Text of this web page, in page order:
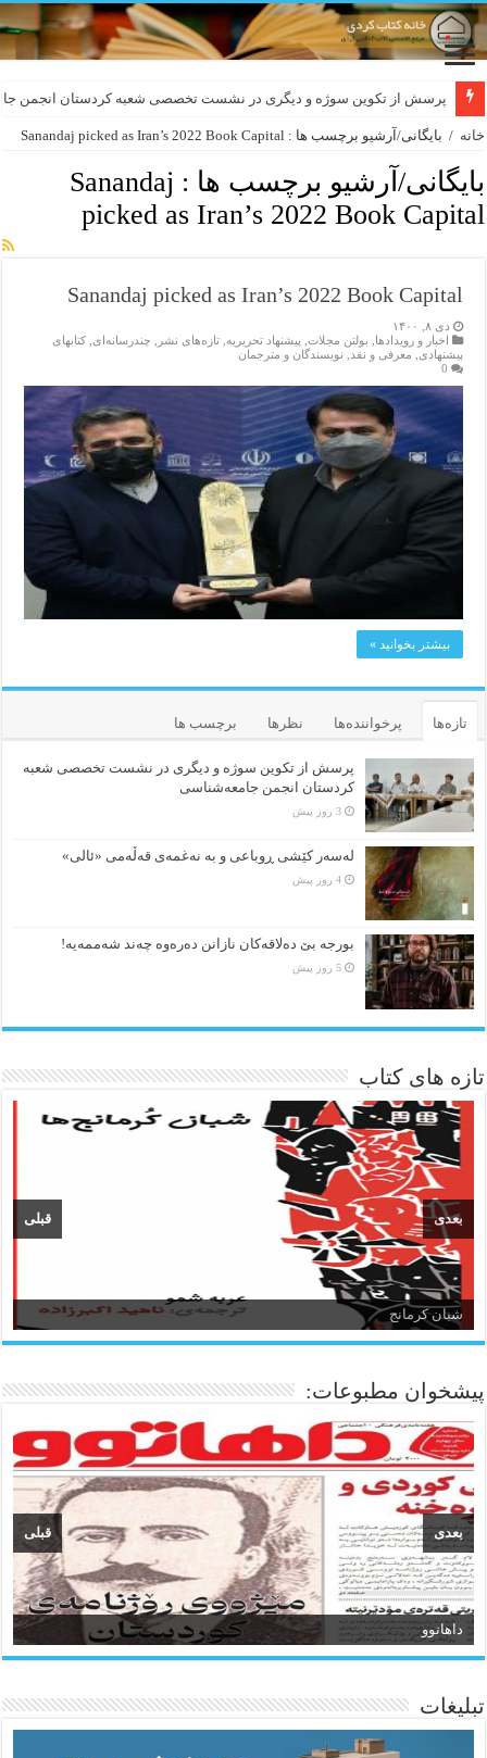
پرسش از تکوین سوژه و دیگری در نشست تخصصی شعبه کردستان انجمن
خانه / بایگانی/آرشیو برچسب ها : Sanandaj picked as Iran’s 2022 Book Capital
بایگانی/آرشیو برچسب ها : Sanandaj
picked as Iran’s 2022 Book Capital
Sanandaj picked as Iran’s 2022 Book Capital
دی ۸, ۱۴۰۰
اخبار و رویدادها
بولتن مجلات پیشنهاد تحریریه ,تازەهای نشر چندرسانه‌ای ,کتابهای
پیشنهادی
معرفی و نقد
نویسندگان و مترجمان
0
بیشتر بخوانید »
تازه‌ها پرخواننده‌ها نظرها برچسب ها
پرسش از تکوین سوژه و دیگری در نشست تخصصی شعبه
کردستان انجمن جامعه‌شناسی
3 روز پیش
لەسەر کێشی ڕوباعی و به نەغمەی قەڵەمی «ئالی»
4 روز پیش
بورجە بێ دەلاقەکان نازانن دەرەوە چەند شەممەیە!
5 روز پیش
تازه های کتاب
شبان کرمانج
قبلی بعدی
پیشخوان مطبوعات:
داهاتوو
ئاژانسی هەواڵی مێهر
قبلی بعدی
تبلیغات